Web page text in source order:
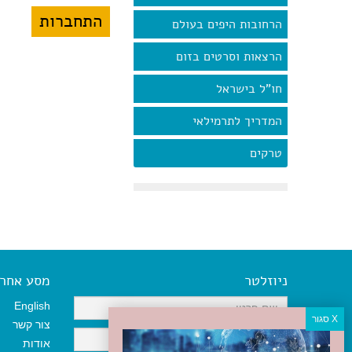
הרחובות היפים בעולם
הרצאות וסרטים בזום
חו"ל בישראל
המדריך לתרמילאי
טרקים
ניוזלטר מסע אחר
English
צור קשר
אודות